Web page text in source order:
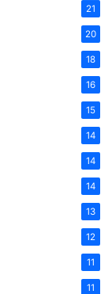
21
20
18
16
15
14
14
14
13
12
11
11